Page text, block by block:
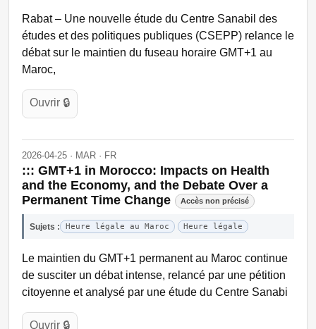
Rabat – Une nouvelle étude du Centre Sanabil des
études et des politiques publiques (CSEPP) relance le
débat sur le maintien du fuseau horaire GMT+1 au
Maroc,
Ouvrir 🔒
2026-04-25 · MAR · FR
::: GMT+1 in Morocco: Impacts on Health
and the Economy, and the Debate Over a
Permanent Time Change
Accès non précisé
Sujets : Heure légale au Maroc Heure légale
Le maintien du GMT+1 permanent au Maroc continue
de susciter un débat intense, relancé par une pétition
citoyenne et analysé par une étude du Centre Sanabi
Ouvrir 🔒